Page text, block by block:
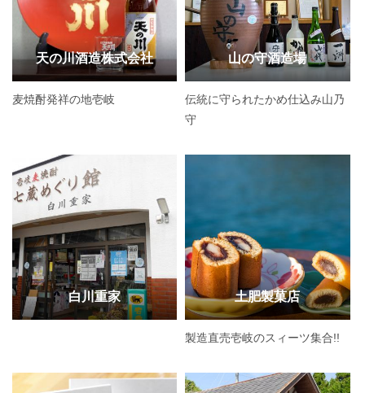
天の川酒造株式会社
麦焼酎発祥の地壱岐
山の守酒造場
伝統に守られたかめ仕込み山乃
守
白川重家 土肥製菓店
製造直売壱岐のスィーツ集合!!